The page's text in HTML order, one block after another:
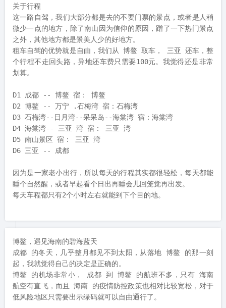
关于行程
这一路自驾，我们大部分都是去的不要门票的景点，或者是人稍
微少一点的地方，除了南山因为信仰的原因，蹭了一下热门景点
之外，其他地方都是景美人少的好地方。
租车自驾的优势就是自由，我们从 博鳌 取车， 三亚 还车，整
个行程不走回头路，异地还车费只需要100元。我觉得还是非常
划算。
D1 成都 -- 博鳌 宿： 博鳌
D2 博鳌 -- 万宁 .石梅湾 宿：石梅湾
D3 石梅湾--日月湾--呆呆岛--海棠湾 宿：海棠湾
D4 海棠湾-- 三亚 湾 宿： 三亚 湾
D5 南山景区 宿： 三亚 湾
D6 三亚 -- 成都
因为是一家老小出行，所以每天的行程其实都很轻松，每天都能
睡个自然醒，或者早起看个日出再睡会儿回笼觉再出发。
每天车程都只有2个小时左右就能到下个目的地。
博鳌，遇见海南的碧海蓝天
成都 的冬天，几乎整月都见不到太阳，从落地 博鳌 的那一刻
起，我就觉得自己的决定是正确的。
博鳌 的机场非常小， 成都 到 博鳌 的航班不多，只有 海南
航空有直飞，而且 海南 的疫情防控政策也相对比较宽松，对于
低风险地区只需要出示绿码就可以自由通行了。